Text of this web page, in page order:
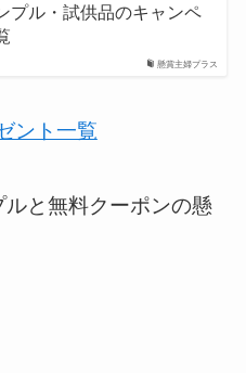
懸賞主婦プラス
プル・試供品のキャンペ
ント一覧
と無料クーポンの懸